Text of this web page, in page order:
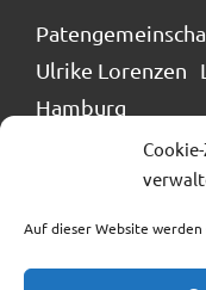
Auf dieser Website
Ulrike Lorenzen
Hamburg
Tel.: 040 / 866 24